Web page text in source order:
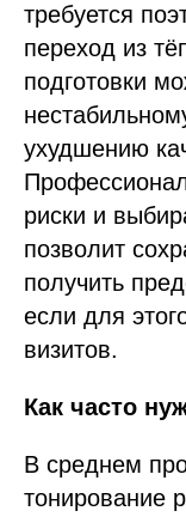
требуется
переход из
подготовки
ухудшению
риски и
позволит
получить
если для
визитов.
Как часто
В среднем
тонирование